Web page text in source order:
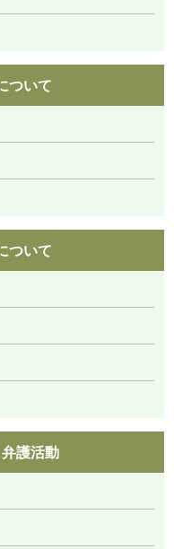
ついて
ついて
護活動